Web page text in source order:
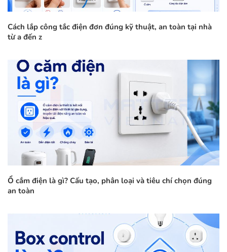
Cách lắp công tắc điện đơn đúng kỹ thuật, an toàn tại nhà
từ a đến z
Ổ cắm điện là gì? Cấu tạo, phân loại và tiêu chí chọn đúng
an toàn